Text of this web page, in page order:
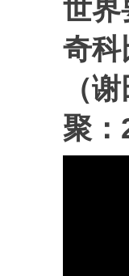
世界
奇科
（
聚：